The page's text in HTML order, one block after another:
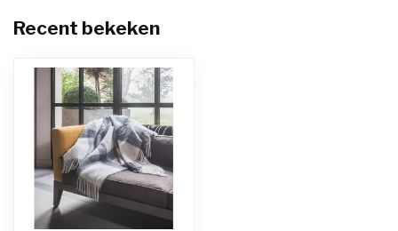
Recent bekeken